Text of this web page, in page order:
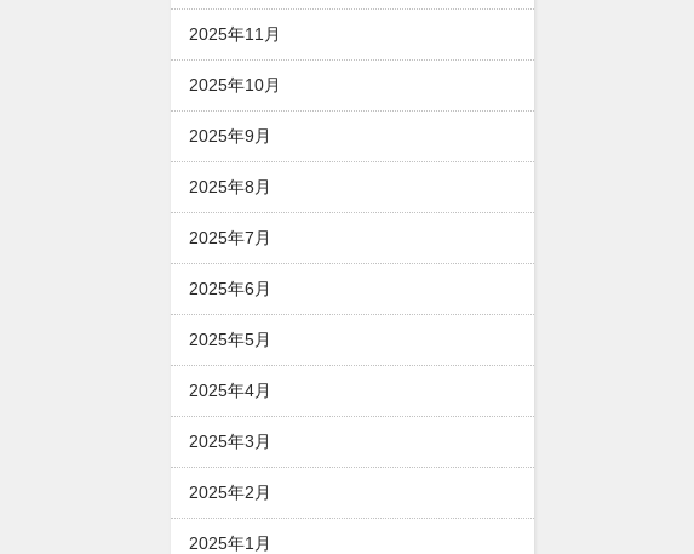
2025年11月
2025年10月
2025年9月
2025年8月
2025年7月
2025年6月
2025年5月
2025年4月
2025年3月
2025年2月
2025年1月